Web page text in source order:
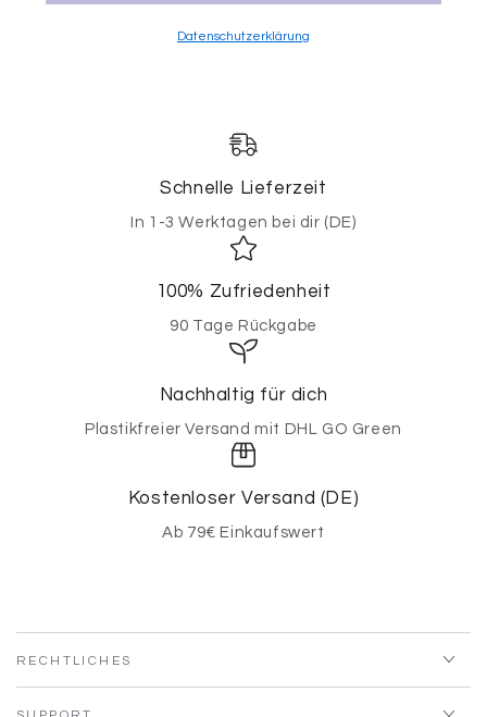
Datenschutzerklärung
Schnelle Lieferzeit
In 1-3 Werktagen bei dir (DE)
100% Zufriedenheit
90 Tage Rückgabe
Nachhaltig für dich
Plastikfreier Versand mit DHL GO Green
Kostenloser Versand (DE)
Ab 79€ Einkaufswert
RECHTLICHES